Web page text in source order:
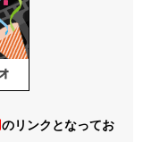
のリンクとなってお